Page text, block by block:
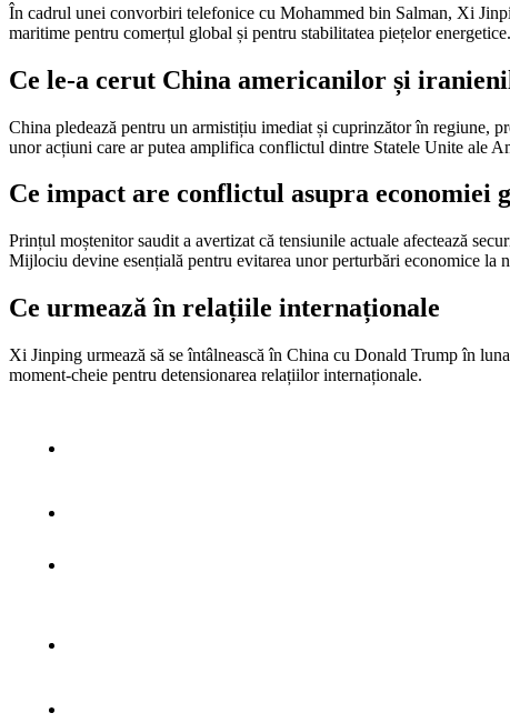
În cadrul unei convorbiri telefonice cu Mohammed bin Salman, Xi Jinping a subliniat că „traficul normal” prin Strâmtoarea Ormuz trebuie menținut. Liderul chinez a evidențiat importanța strategică a acestei rute
maritime pentru comerțul global și pentru stabilitatea piețelor energetice.
Ce le-a cerut China americanilor și
China pledează pentru un armistițiu imediat și cuprinzător în regiune,
unor acțiuni care ar putea amplifica conflictul dintre Statele Unite ale
Ce impact are conflictul asupra economiei
Prințul moștenitor saudit a avertizat că tensiunile actuale afectează
Mijlociu devine esențială pentru evitarea unor perturbări economice la
Ce urmează în relațiile internaționale
Xi Jinping urmează să se întâlnească în China cu Donald Trump în
moment-cheie pentru detensionarea relațiilor internaționale.